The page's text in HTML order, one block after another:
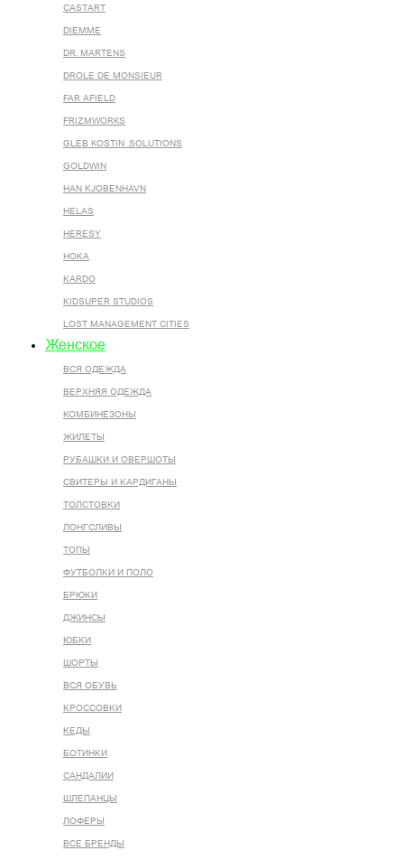
CASTART
DIEMME
DR. MARTENS
DROLE DE MONSIEUR
FAR AFIELD
FRIZMWORKS
GLEB KOSTIN .SOLUTIONS
GOLDWIN
HAN KJOBENHAVN
HELAS
HERESY
HOKA
KARDO
KIDSUPER STUDIOS
LOST MANAGEMENT CITIES
Женское
ВСЯ ОДЕЖДА
ВЕРХНЯЯ ОДЕЖДА
КОМБИНЕЗОНЫ
ЖИЛЕТЫ
РУБАШКИ И ОВЕРШОТЫ
СВИТЕРЫ И КАРДИГАНЫ
ТОЛСТОВКИ
ЛОНГСЛИВЫ
ТОПЫ
ФУТБОЛКИ И ПОЛО
БРЮКИ
ДЖИНСЫ
ЮБКИ
ШОРТЫ
ВСЯ ОБУВЬ
КРОССОВКИ
КЕДЫ
БОТИНКИ
САНДАЛИИ
ШЛЕПАНЦЫ
ЛОФЕРЫ
ВСЕ БРЕНДЫ